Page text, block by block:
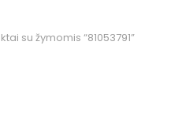
su žymomis “81053791”